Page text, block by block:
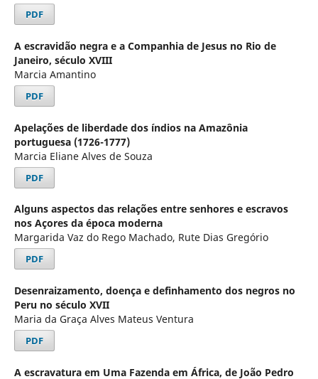
PDF
A escravidão negra e a Companhia de Jesus no Rio de
Janeiro, século XVIII
Marcia Amantino
PDF
Apelações de liberdade dos índios na Amazônia
portuguesa (1726-1777)
Marcia Eliane Alves de Souza
PDF
Alguns aspectos das relações entre senhores e escravos
nos Açores da época moderna
Margarida Vaz do Rego Machado, Rute Dias Gregório
PDF
Desenraizamento, doença e definhamento dos negros no
Peru no século XVII
Maria da Graça Alves Mateus Ventura
PDF
A escravatura em Uma Fazenda em África, de João Pedro